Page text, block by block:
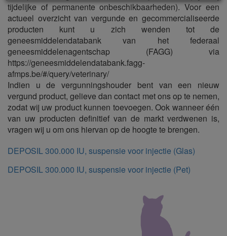
tijdelijke of permanente onbeschikbaarheden). Voor een
actueel overzicht van vergunde en gecommercialiseerde
producten kunt u zich wenden tot de
geneesmiddelendatabank van het federaal
geneesmiddelenagentschap (FAGG) via
https://geneesmiddelendatabank.fagg-
afmps.be/#/query/veterinary/
Indien u de vergunningshouder bent van een nieuw
vergund product, gelieve dan contact met ons op te nemen,
zodat wij uw product kunnen toevoegen. Ook wanneer één
van uw producten definitief van de markt verdwenen is,
vragen wij u om ons hiervan op de hoogte te brengen.
DEPOSIL 300.000 IU, suspensie voor injectie (Glas)
DEPOSIL 300.000 IU, suspensie voor injectie (Pet)